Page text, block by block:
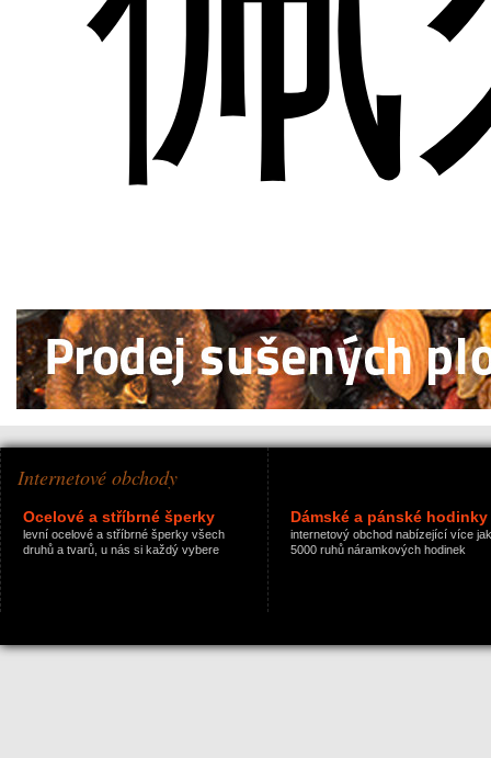
Internetové obchody
Ocelové a stříbrné šperky
levní ocelové a stříbrné šperky všech
druhů a tvarů, u nás si každý vybere
Dámské a pánské hodinky
internetový obchod nabízející více jak
5000 ruhů náramkových hodinek